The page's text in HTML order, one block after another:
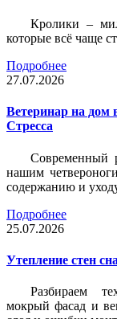
Кролики –
которые всё чаще
Подробнее
27.07.2026
Ветеринар на
Стресса
Современный
нашим
содержанию и
Подробнее
25.07.2026
Утепление стен
Разбираем
мокрый фасад и